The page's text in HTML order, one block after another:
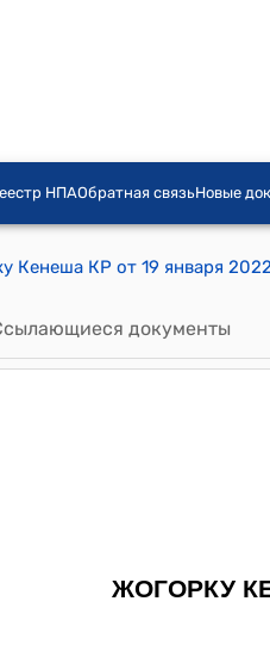
НПАОбратная связьНовые
документы